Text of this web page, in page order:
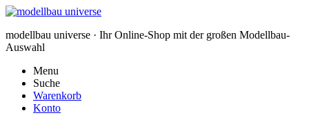
modellbau universe · Ihr Online-Shop mit der großen Modellbau-
Auswahl
Menu
Suche
Warenkorb
Konto